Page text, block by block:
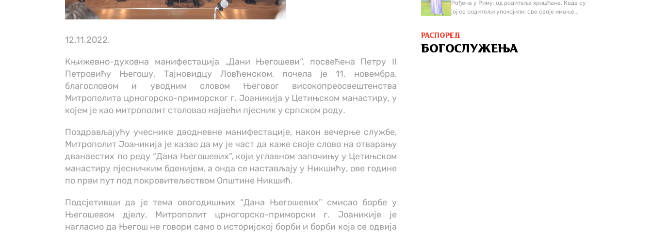
12.11.2022.
Књижевно-духовна манифестација „Дани Његошеви“, посвећена Петру II
Петровићу Његошу, Тајновидцу Ловћенском, почела је 11. новембра,
благословом и уводним словом Његовог високопреосвештенства
Митрополита црногорско-приморског г. Јоаникија у Цетињском манастиру, у
којем је као митрополит столовао највећи пјесник у српском роду.
Поздрављајућу учеснике дводневне манифестације, након вечерње службе,
Митрополит Јоаникија је казао да му је част да каже своје слово на отварању
дванаестих по реду “Дана Његошевих”, који углавном започињу у Цетињском
манастиру пјесничким бденијем, а онда се настављају у Никшићу, ове године
по први пут под покровитељеством Општине Никшић.
Подсјетивши да је тема овогодишњих “Дана Његошевих” смисао борбе у
Његошевом дјелу, Митрополит црногорско-приморски г. Јоаникије је
нагласио да Његош не говори само о историјској борби и борби која се одвија
Рођена у Риму, од родитеља хришћана. Када су
јој се родитељи упокојили, све своје имање...
РАСПОРЕД
БОГОСЛУЖЕЊА